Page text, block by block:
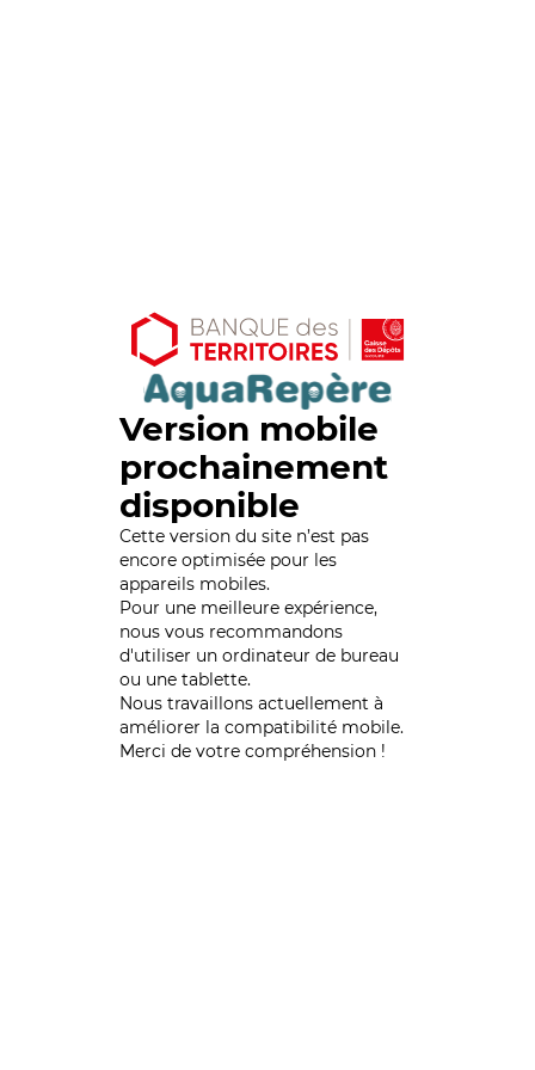
Version mobile
prochainement
disponible
Cette version du site n’est pas
encore optimisée pour les
appareils mobiles.
Pour une meilleure expérience,
nous vous recommandons
d'utiliser un ordinateur de bureau
ou une tablette.
Nous travaillons actuellement à
améliorer la compatibilité mobile.
Merci de votre compréhension !